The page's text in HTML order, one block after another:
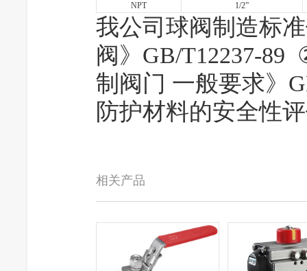
NPT
1/2”
我公司球阀制造标
阀》GB/T12237-
制阀门 一般要求》
防护材料的安全性
相关产品